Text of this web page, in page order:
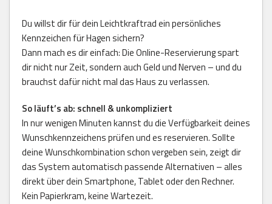
Du willst dir für dein Leichtkraftrad ein persönliches
Kennzeichen für Hagen sichern?
Dann mach es dir einfach: Die Online-Reservierung spart
dir nicht nur Zeit, sondern auch Geld und Nerven – und du
brauchst dafür nicht mal das Haus zu verlassen.
So läuft’s ab: schnell & unkompliziert
In nur wenigen Minuten kannst du die Verfügbarkeit deines
Wunschkennzeichens prüfen und es reservieren. Sollte
deine Wunschkombination schon vergeben sein, zeigt dir
das System automatisch passende Alternativen – alles
direkt über dein Smartphone, Tablet oder den Rechner.
Kein Papierkram, keine Wartezeit.